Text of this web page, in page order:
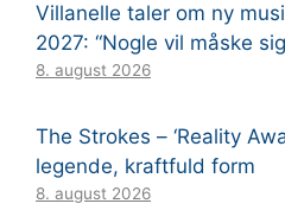
Villanelle taler om ny
2027: “Nogle vil måske
8. august 2026
The Strokes – ‘Reality
legende, kraftfuld form
8. august 2026